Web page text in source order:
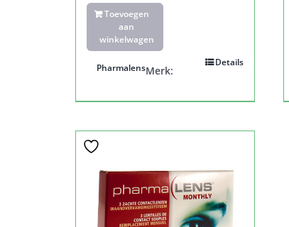
Toevoegen
aan
winkelwagen
Details
Merk:
Pharmalens